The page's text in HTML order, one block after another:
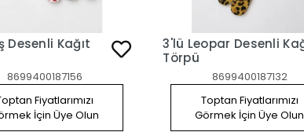
Kağıt
8699400187156
Fiyatlarımızı
İçin Üye Olun
3'lü Leopar Desenli Kağıt
Törpü
8699400187132
Toptan Fiyatlarımızı
Görmek İçin Üye Olun